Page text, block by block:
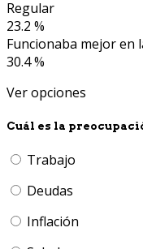
Regular
23.2 %
Funcionaba mejor
30.4 %
Ver opciones
Cuál es la
Trabajo
Deudas
Inflación